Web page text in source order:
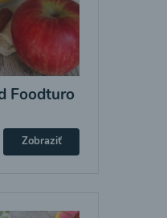
Foodturo
Zobraziť